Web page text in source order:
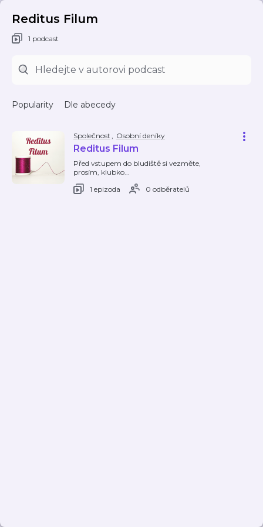
Reditus Filum
1 podcast
Popularity Dle abecedy
Společnost , Osobní deníky
Reditus Filum
Před vstupem do bludiště si vezměte,
prosím, klubko...
1 epizoda
0 odběratelů